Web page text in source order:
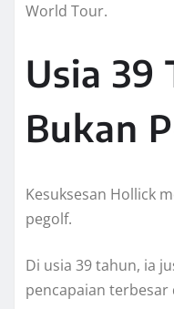
World Tour.
Usia 39
Bukan
Kesuksesan Hollick
pegolf.
Di usia 39 tahun, ia
pencapaian terbesar